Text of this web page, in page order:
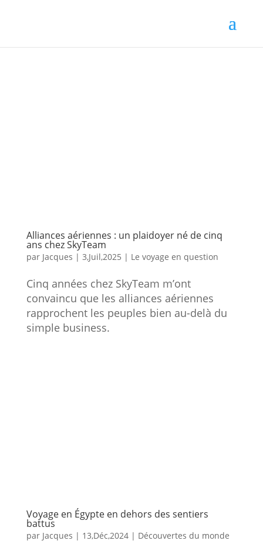
Alliances aériennes : un plaidoyer né de cinq
ans chez SkyTeam
par Jacques | 3,Juil,2025 | Le voyage en question
Cinq années chez SkyTeam m’ont
convaincu que les alliances aériennes
rapprochent les peuples bien au-delà du
simple business.
Voyage en Égypte en dehors des sentiers
battus
par Jacques | 13,Déc,2024| Découvertes du monde